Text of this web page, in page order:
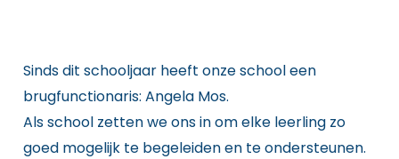
Sinds dit schooljaar heeft onze school een
brugfunctionaris: Angela Mos.
Als school zetten we ons in om elke leerling zo
goed mogelijk te begeleiden en te ondersteunen.